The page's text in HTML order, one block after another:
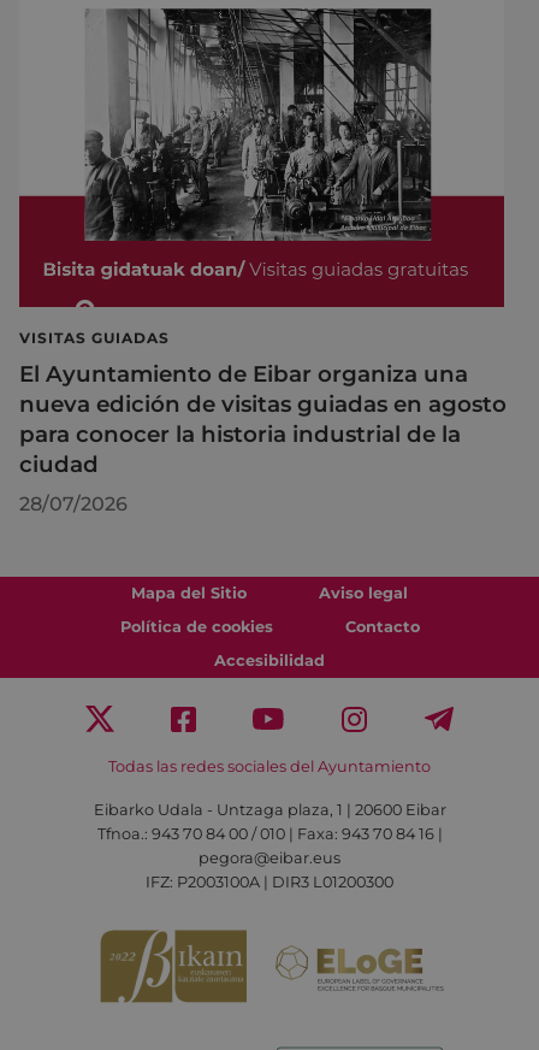
VISITAS GUIADAS
El Ayuntamiento de Eibar organiza una
nueva edición de visitas guiadas en agosto
para conocer la historia industrial de la
ciudad
28/07/2026
Mapa del Sitio
Aviso legal
Política de cookies
Contacto
Accesibilidad
Todas las redes sociales del Ayuntamiento
Eibarko Udala - Untzaga plaza, 1 | 20600 Eibar
Tfnoa.: 943 70 84 00 / 010 | Faxa: 943 70 84 16 |
pegora@eibar.eus
IFZ: P2003100A | DIR3 L01200300